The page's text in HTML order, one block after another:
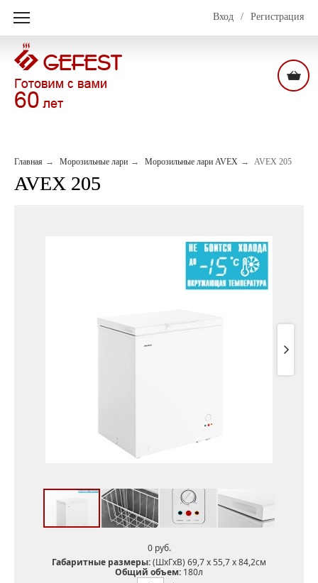
Вход / Регистрация
Главная Морозильные лари Морозильные лари AVEX AVEX 205
AVEX 205
0 pуб.
Габаритные размеры:(ШxГxВ) 69,7 х 55,7 х 84,2см
Общий объем: 180л